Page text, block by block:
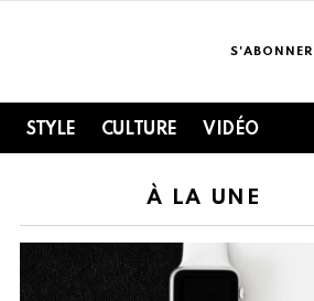
S'ABONNER
STYLE CULTURE VIDÉO
À LA UNE